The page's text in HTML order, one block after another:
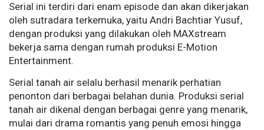
Serial ini terdiri dari enam episode dan akan dikerjakan
oleh sutradara terkemuka, yaitu Andri Bachtiar Yusuf,
dengan produksi yang dilakukan oleh MAXstream
bekerja sama dengan rumah produksi E-Motion
Entertainment.
Serial tanah air selalu berhasil menarik perhatian
penonton dari berbagai belahan dunia. Produksi serial
tanah air dikenal dengan berbagai genre yang menarik,
mulai dari drama romantis yang penuh emosi hingga